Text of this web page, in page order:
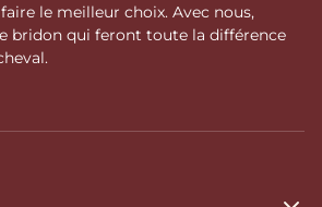
le meilleur choix. Avec nous,
bridon qui feront toute la différence